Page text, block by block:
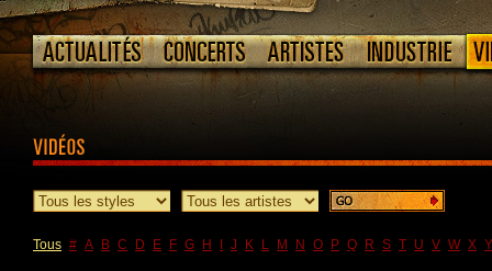
Tous # A B C D E F G H J K L M N O P Q R S T U V W X Y